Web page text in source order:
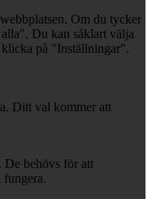
Om du tycker
Du kan såklart välja
på "Inställningar".
Ditt val kommer att
De behövs för att
fungera.